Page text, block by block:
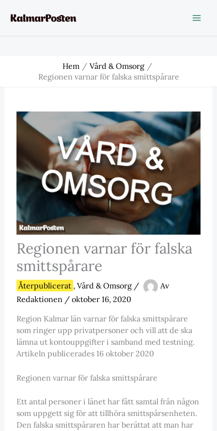
Hem
Vård & Omsorg
Regionen varnar för falska smittspårare
Regionen varnar för falska
smittspårare
Återpublicerat , Vård & Omsorg/
Av
Redaktionen / oktober 16, 2020
Region Kalmar län varnar för falska smittspårare
som ringer upp privatpersoner och vill att de ska
lämna ut kontouppgifter i samband med testning.
Artikeln publicerades 16 oktober 2020
Regionen varnar för falska smittspårare
Ett antal personer i länet har fått samtal från någon
som uppgett sig för att tillhöra smittspårsenheten.
Den falska smittspåraren har berättat att man har